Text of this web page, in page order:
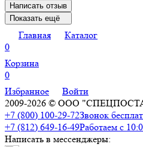
Написать отзыв
Показать ещё
Главная
Каталог
0
Корзина
0
Избранное
Войти
2009-2026 © ООО
+7 (800) 100-29-72Звонок
+7 (812) 649-16-49Работаем с
Написать в мессенджеры: